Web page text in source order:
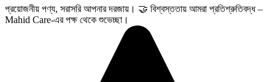
প্রয়োজনীয় পণ্য, সরাসরি আপনার দরজায়। 🤝 বিশ্বস্ততায় আমরা প্রতিশ্রুতিবদ্ধ –
Mahid Care-এর পক্ষ থেকে শুভেচ্ছা।